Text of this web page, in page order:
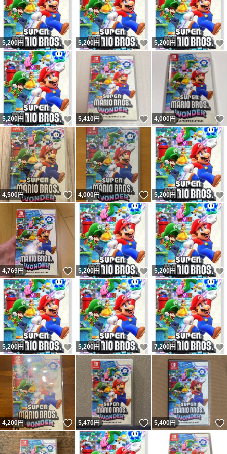
5,200 円 いいね！
5,200 円 いいね！
5,200 円
5,200 円 いいね！
5,410円 いいね！
4,000円
4,500円 いいね！
4,000円 いいね！
5,200 円
4,769円 いいね！
5,200 円 いいね！
5,200 円
5,200 円 いいね！
5,200 円 いいね！
7,200 円
4,200円 いいね！
5,470円 いいね！
5,400円